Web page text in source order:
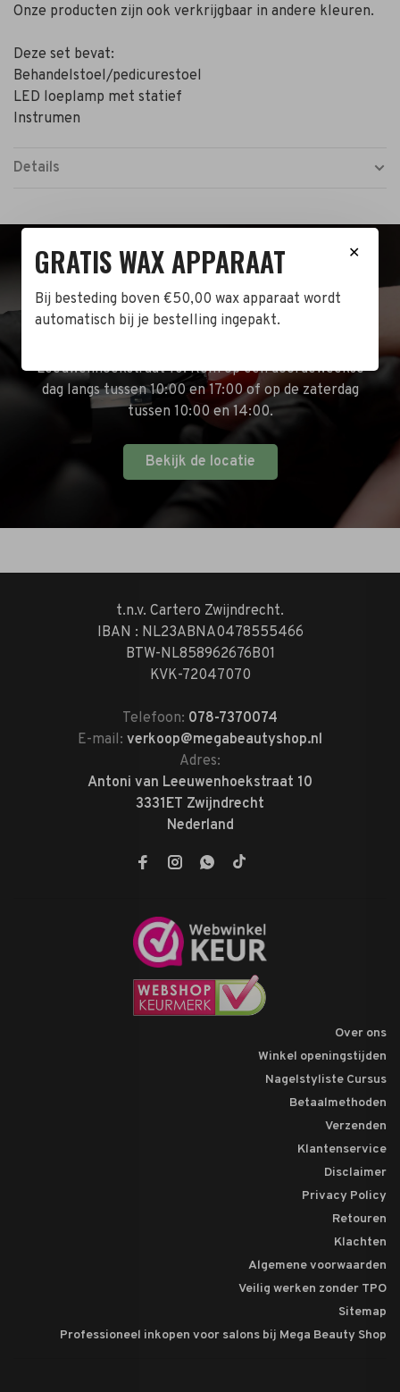
Onze producten zijn ook verkrijgbaar in andere kleuren.
Deze set bevat:
Behandelstoel/pedicurestoel
LED loeplamp met statief
Instrumen
Details
BEZOEK DE WINKEL!
Naast de online shop hebben wij ook een fysieke
Leeuwenhoekstraat 10. Kom op een doordeweekse
dag langs tussen 10:00 en 17:00 of op de zaterdag
tussen 10:00 en 14:00.
Bekijk de locatie
t.n.v. Cartero Zwijndrecht.
IBAN : NL23ABNA0478555466
BTW-NL858962676B01
KVK-72047070
Telefoon: 078-7370074
E-mail: verkoop@megabeautyshop.nl
Adres:
Antoni van Leeuwenhoekstraat 10
3331ET Zwijndrecht
Nederland
Over ons
Winkel openingstijden
Nagelstyliste Cursus
Betaalmethoden
Verzenden
Klantenservice
Disclaimer
Privacy Policy
Retouren
Klachten
Algemene voorwaarden
Veilig werken zonder TPO
Sitemap
Professioneel inkopen voor salons bij Mega Beauty Shop
✕
GRATIS WAX APPARAAT
Bij besteding boven €50,00 wax apparaat wordt
automatisch bij je bestelling ingepakt.